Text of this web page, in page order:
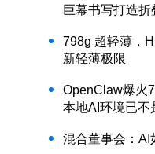
巨幕书写打造
798g 超轻薄，
新轻薄极限
OpenClaw爆火
本地AI环境已不
混合董事会：AI